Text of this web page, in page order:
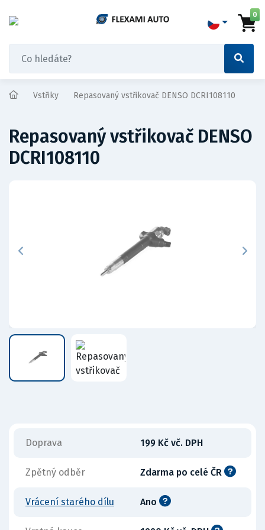
0
Vstřiky Repasovaný vstřikovač DENSO DCRI108110
Repasovaný vstřikovač DENSO
DCRI108110
Doprava 199 Kč vč. DPH
Zpětný odběr Zdarma po celé ČR
Vrácení starého dílu Ano